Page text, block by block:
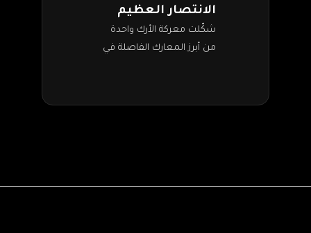
الانتصار العظيم
لدولة الموحدين في
الأندلس
شكّلت معركة الأرك واحدة
من أبرز المعارك الفاصلة في
الموحدين والممالك